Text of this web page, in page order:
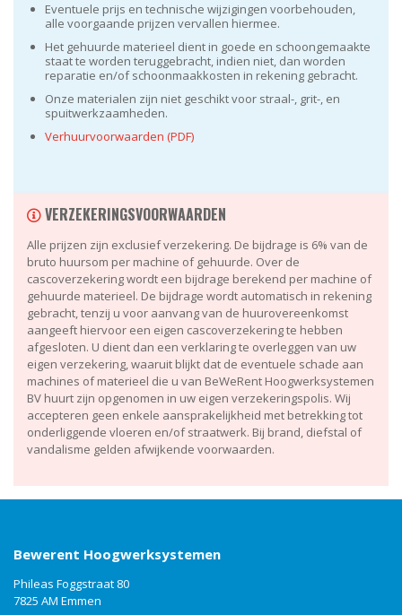
Eventuele prijs en technische wijzigingen voorbehouden,
alle voorgaande prijzen vervallen hiermee.
Het gehuurde materieel dient in goede en schoongemaakte
staat te worden teruggebracht, indien niet, dan worden
reparatie en/of schoonmaakkosten in rekening gebracht.
Onze materialen zijn niet geschikt voor straal-, grit-, en
spuitwerkzaamheden.
Verhuurvoorwaarden (PDF)
VERZEKERINGSVOORWAARDEN
Alle prijzen zijn exclusief verzekering. De bijdrage is 6% van de
bruto huursom per machine of gehuurde. Over de
cascoverzekering wordt een bijdrage berekend per machine of
gehuurde materieel. De bijdrage wordt automatisch in rekening
gebracht, tenzij u voor aanvang van de huurovereenkomst
aangeeft hiervoor een eigen cascoverzekering te hebben
afgesloten. U dient dan een verklaring te overleggen van uw
eigen verzekering, waaruit blijkt dat de eventuele schade aan
machines of materieel die u van BeWeRent Hoogwerksystemen
BV huurt zijn opgenomen in uw eigen verzekeringspolis. Wij
accepteren geen enkele aansprakelijkheid met betrekking tot
onderliggende vloeren en/of straatwerk. Bij brand, diefstal of
vandalisme gelden afwijkende voorwaarden.
Bewerent Hoogwerksystemen
Phileas Foggstraat 80
7825 AM Emmen